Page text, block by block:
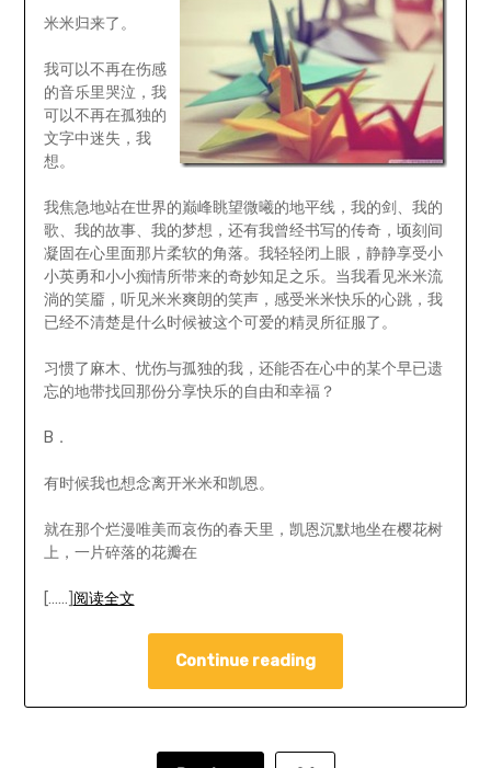
米米归来了。
我可以不再在伤感
的音乐里哭泣，我
可以不再在孤独的
文字中迷失，我
想。
我焦急地站在世界的巅峰眺望微曦的地平线，我的剑、我的
歌、我的故事、我的梦想，还有我曾经书写的传奇，顷刻间
凝固在心里面那片柔软的角落。我轻轻闭上眼，静静享受小
小英勇和小小痴情所带来的奇妙知足之乐。当我看见米米流
淌的笑靥，听见米米爽朗的笑声，感受米米快乐的心跳，我
已经不清楚是什么时候被这个可爱的精灵所征服了。
习惯了麻木、忧伤与孤独的我，还能否在心中的某个早已遗
忘的地带找回那份分享快乐的自由和幸福？
B．
有时候我也想念离开米米和凯恩。
就在那个烂漫唯美而哀伤的春天里，凯恩沉默地坐在樱花树
上，一片碎落的花瓣在
[……] 阅读全文
Continue reading